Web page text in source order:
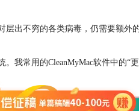
层出不穷的各类病毒，仍需要额
我常用的CleanMyMac软件中的“